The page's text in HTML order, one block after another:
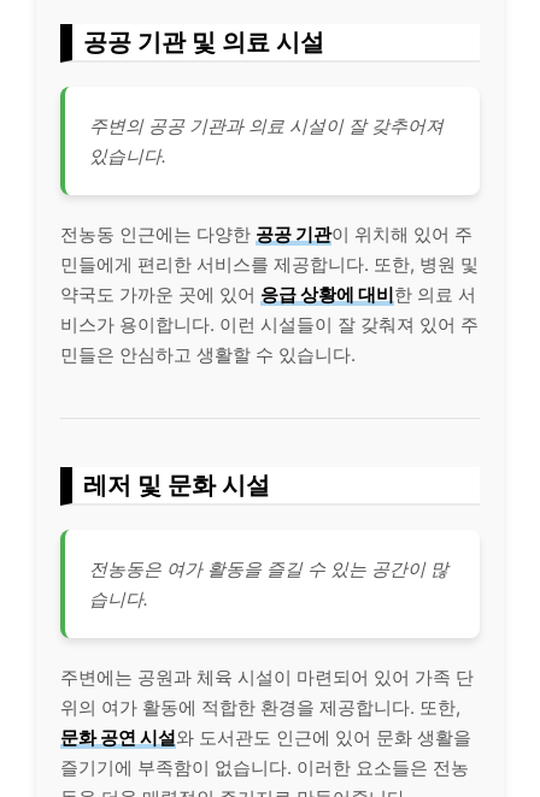
공공 기관 및 의료 시설
주변의 공공 기관과 의료 시설이 잘 갖추어져
있습니다.
전농동 인근에는 다양한 공공 기관이 위치해 있어 주
민들에게 편리한 서비스를 제공합니다. 또한, 병원 및
약국도 가까운 곳에 있어 응급 상황에 대비한 의료 서
비스가 용이합니다. 이런 시설들이 잘 갖춰져 있어 주
민들은 안심하고 생활할 수 있습니다.
레저 및 문화 시설
전농동은 여가 활동을 즐길 수 있는 공간이 많
습니다.
주변에는 공원과 체육 시설이 마련되어 있어 가족 단
위의 여가 활동에 적합한 환경을 제공합니다. 또한,
문화 공연 시설와 도서관도 인근에 있어 문화 생활을
즐기기에 부족함이 없습니다. 이러한 요소들은 전농